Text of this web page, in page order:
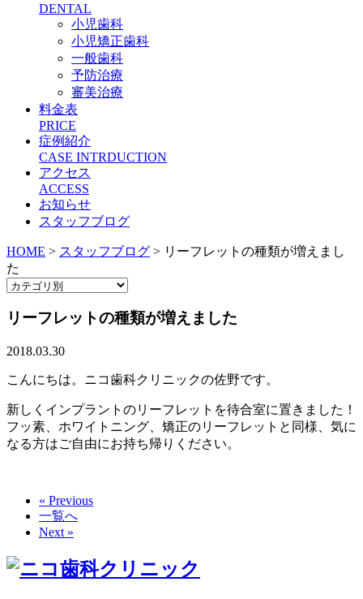
DENTAL
小児歯科
小児矯正歯科
一般歯科
予防治療
審美治療
料金表
PRICE
症例紹介
CASE INTRDUCTION
アクセス
ACCESS
お知らせ
スタッフブログ
HOME > スタッフブログ > リーフレットの種類が増えまし
た
リーフレットの種類が増えました
2018.03.30
こんにちは。ニコ歯科クリニックの佐野です。
新しくインプラントのリーフレットを待合室に置きました！
フッ素、ホワイトニング、矯正のリーフレットと同様、気に
なる方はご自由にお持ち帰りください。
« Previous
一覧へ
Next »